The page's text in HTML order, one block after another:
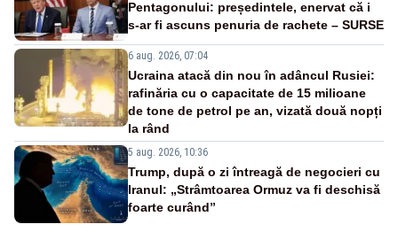
Pentagonului: președintele, enervat că i
s-ar fi ascuns penuria de rachete – SURSE
6 aug. 2026, 07:04
Ucraina atacă din nou în adâncul Rusiei:
rafinăria cu o capacitate de 15 milioane
de tone de petrol pe an, vizată două nopți
la rând
5 aug. 2026, 10:36
Trump, după o zi întreagă de negocieri cu
Iranul: „Strâmtoarea Ormuz va fi deschisă
foarte curând”